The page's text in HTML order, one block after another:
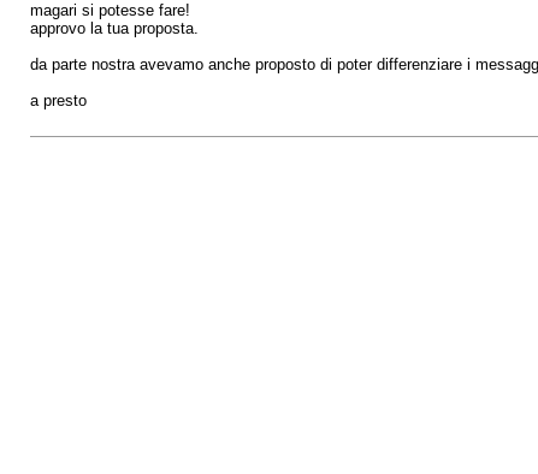
magari si potesse fare!
approvo la tua proposta.
da parte nostra avevamo anche proposto di poter differenziare i
a presto